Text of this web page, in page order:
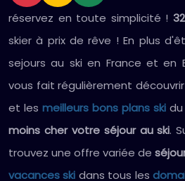
réservez en toute simplicité !
skier à prix de rêve ! En plus
sejours au ski en France et en
vous fait régulièrement
et les meilleurs bons plans ski
moins cher votre séjour au ski.
trouvez une offre variée de
vacances ski dans tous les